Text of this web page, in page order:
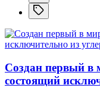
Создан первый в
состоящий